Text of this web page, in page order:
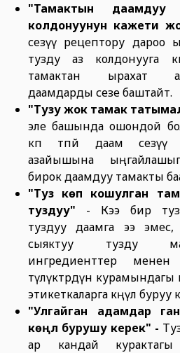
"Тамактын даамдуу
колдонуунун кажети
сезүү рецептору дароо
тузду аз колдонууга
тамактан ырахат
даамдарды сезе баштайт.
"Тузу жок тамак
эле башында ошондой
көп өтпөй даам сезүү
азайышына
бирок даамдуу тамакты
"Туз көп кошулган
туздуу" - Кээ бир
туздуу даамга ээ
сыяктуу тузду
ингредиенттер
түлүктөрдүн
этикеткаларга көңүл буруу
"Улгайган адамдар
көңүл бурушу керек" -
ар кандай